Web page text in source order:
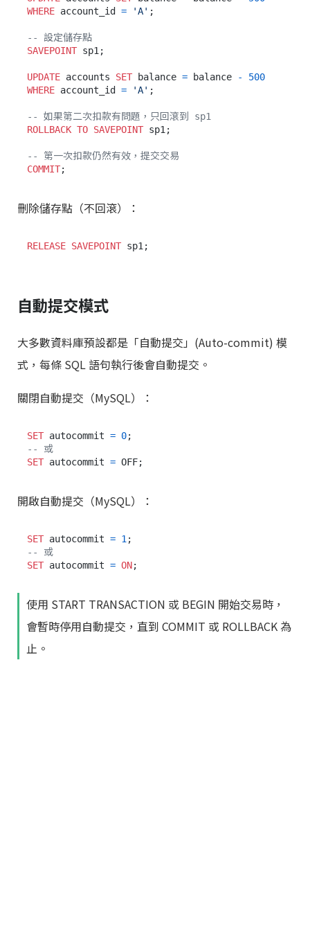
WHERE account_id = 'A' ;
-- 設定儲存點
SAVEPOINT sp1;
UPDATE accounts SET balance = balance -
500
WHERE account_id = 'A' ;
-- 如果第二次扣款有問題，只回滾到 sp1
ROLLBACK TO SAVEPOINT sp1;
-- 第一次扣款仍然有效，提交交易
COMMIT
刪除儲存點（不回滾）：
RELEASE SAVEPOINT
自動提交模式
大多數資料庫預設都是「自動提交」(Auto-commit) 模
式，每條 SQL 語句執行後會自動提交。
關閉自動提交（MySQL）：
SET autocommit = 0
-- 或
SET autocommit =
開啟自動提交（MySQL）：
SET autocommit = 1
-- 或
SET autocommit = ON
使用 START TRANSACTION 或 BEGIN 開始交易時，
會暫時停用自動提交，直到 COMMIT 或 ROLLBACK 為
止。